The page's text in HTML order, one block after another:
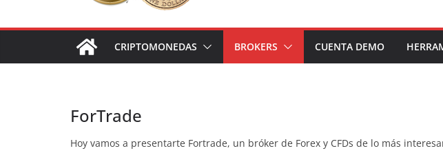
CRIPTOMONEDAS BROKERS CUENTA DEMO
ForTrade
Hoy vamos a presentarte Fortrade, un bróker de Forex y CFDs de lo más